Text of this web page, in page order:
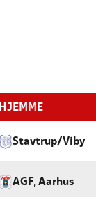
HJEMME
Stavtrup/Viby
AGF, Aarhus